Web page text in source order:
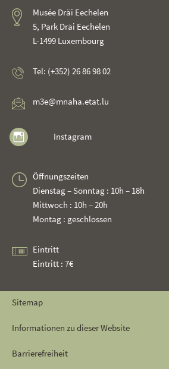
Musée Dräi Eechelen
5, Park Dräi Eechelen
L-1499 Luxembourg
Tel: (+352) 26 86 98 02
m3e@mnaha.etat.lu
Instagram
Öffnungszeiten
Dienstag – Sonntag : 10h – 18h
Mittwoch : 10h – 20h
Montag : geschlossen
Eintritt
Eintritt : 7€
Sitemap
Informationen zu dieser Website
Barrierefreiheit